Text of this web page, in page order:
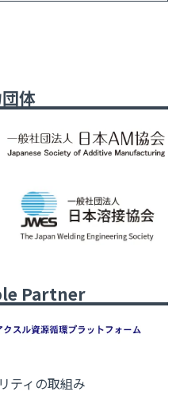
体
Partner
ティの取組み